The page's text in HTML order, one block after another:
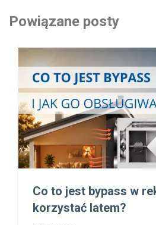
Powiązane posty
Co to jest bypass w
korzystać latem?